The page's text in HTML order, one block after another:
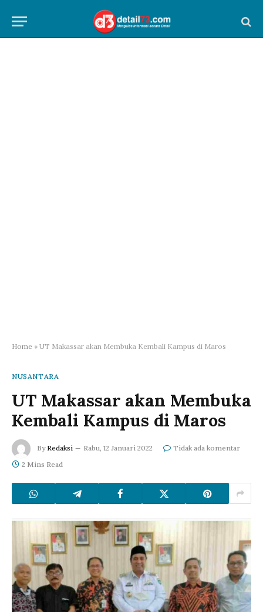
Home » UT Makassar akan Membuka Kembali Kampus di Maros
NUSANTARA
UT Makassar akan Membuka
Kembali Kampus di Maros
By Redaksi Rabu, 12 Januari 2022
Tidak ada komentar
2 Mins Read